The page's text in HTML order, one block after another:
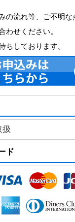
の流れ等、ご不明な
わせください。
ちしております。
扱
ド